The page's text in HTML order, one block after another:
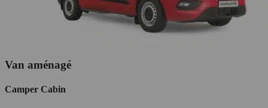
Van aménagé
Camper Cabin